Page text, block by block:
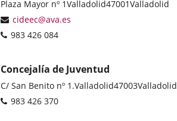
Dirección
postal
Plaza Mayor nº 1Valladolid47001Valladolid
Dirección
de
cideec@ava.es
Teléfonos
983 426 084
Concejalía de Juventud
Dirección
postal
C/ San Benito nº 1.Valladolid47003Valladolid
Teléfonos
983 426 370